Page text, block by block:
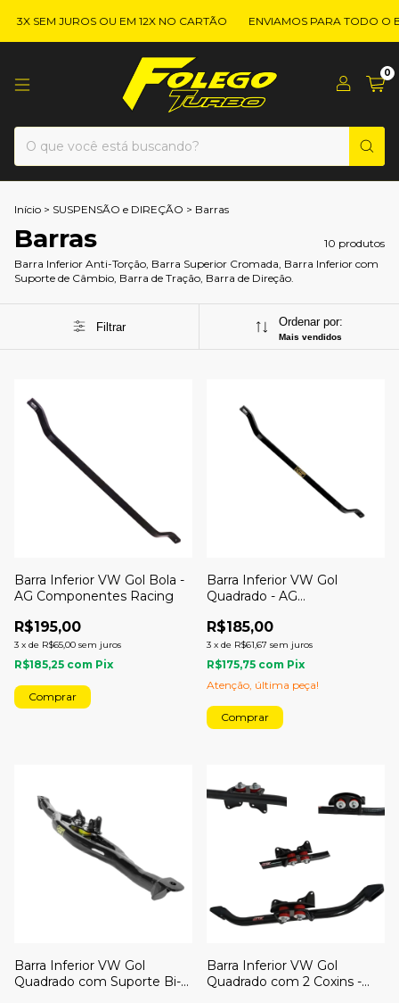
3X SEM JUROS OU EM 12X NO CARTÃO ENVIAMOS PARA TODO O
0
Início > SUSPENSÃO e DIREÇÃO > Barras
Barras
10 produtos
Barra Inferior Anti-Torção, Barra Superior Cromada, Barra Inferior com
Suporte de Câmbio, Barra de Tração, Barra de Direção.
Filtrar Ordenar por:
Mais vendidos
Barra Inferior VW Gol Bola -
AG Componentes Racing
R$195,00
3 x de R$65,00 sem juros
R$185,25 com Pix
Barra Inferior VW Gol
Quadrado - AG
R$185,00
3 x de R$61,67 sem juros
R$175,75 com Pix
Atenção, última peça!
Barra Inferior VW Gol
Quadrado com Suporte Bi-
Barra Inferior VW Gol
Quadrado com 2 Coxins -